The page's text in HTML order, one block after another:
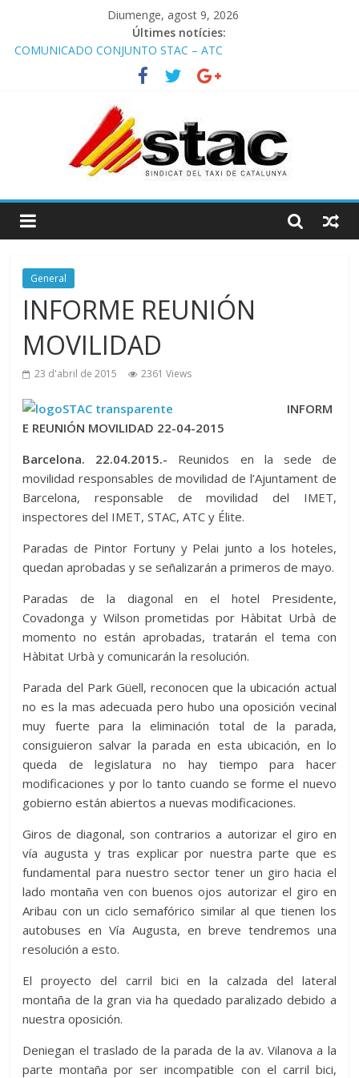
Diumenge, agost 9, 2026
Últimes notícies:
COMUNICADO CONJUNTO STAC – ATC
Comunicado STAC/ ATC de la reunión con los Mossos d
‘Esquadra del aeropuerto de Barcelona.
Programa de Radio TAXI LIBRE 29.07.2026 en COOLTURA FM.
STAC/ATC SOLICITAN TAULA TÈCNICA PARA MEJORAR LA
OPERATIVA DE ENTRADA EN EL PUERTO DE BARCELONA.
Programa de Radio TAXI LIBRE 22.07.2026 en COOLTURA FM.
General
INFORME REUNIÓN
MOVILIDAD
23 d'abril de 2015 2361 Views
INFORM
E REUNIÓN MOVILIDAD 22-04-2015
Barcelona. 22.04.2015.- Reunidos en la sede de
movilidad responsables de movilidad de l’Ajuntament de
Barcelona, responsable de movilidad del IMET,
inspectores del IMET, STAC, ATC y Élite.
Paradas de Pintor Fortuny y Pelai junto a los hoteles,
quedan aprobadas y se señalizarán a primeros de mayo.
Paradas de la diagonal en el hotel Presidente,
Covadonga y Wilson prometidas por Hàbitat Urbà de
momento no están aprobadas, tratarán el tema con
Hàbitat Urbà y comunicarán la resolución.
Parada del Park Güell, reconocen que la ubicación actual
no es la mas adecuada pero hubo una oposición vecinal
muy fuerte para la eliminación total de la parada,
consiguieron salvar la parada en esta ubicación, en lo
queda de legislatura no hay tiempo para hacer
modificaciones y por lo tanto cuando se forme el nuevo
gobierno están abiertos a nuevas modificaciones.
Giros de diagonal, son contrarios a autorizar el giro en
vía augusta y tras explicar por nuestra parte que es
fundamental para nuestro sector tener un giro hacia el
lado montaña ven con buenos ojos autorizar el giro en
Aribau con un ciclo semafórico similar al que tienen los
autobuses en Vía Augusta, en breve tendremos una
resolución a esto.
El proyecto del carril bici en la calzada del lateral
montaña de la gran via ha quedado paralizado debido a
nuestra oposición.
Deniegan el traslado de la parada de la av. Vilanova a la
parte montaña por ser incompatible con el carril bici,